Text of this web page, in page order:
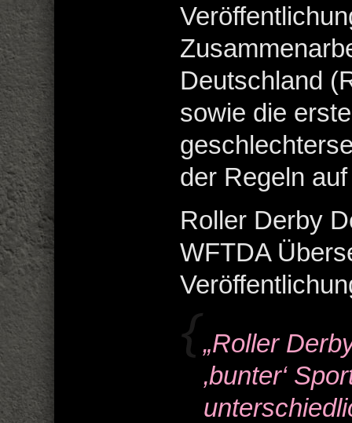
Deutschland
sowie die
der Regeln
Roller Derby
WFTDA
„Roller
‚bunter‘